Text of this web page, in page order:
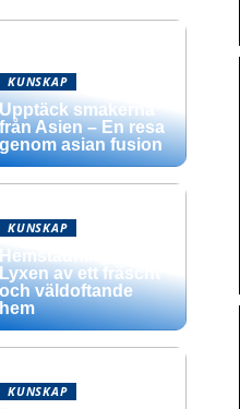
KUNSKAP
Upptäck smakerna
från Asien – En resa
genom asian fusion
KUNSKAP
Hemstädning –
Lyxen av ett fräscht
och väldoftande
hem
KUNSKAP